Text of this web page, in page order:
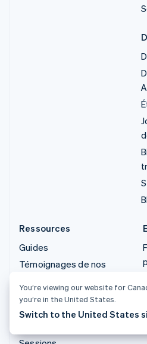
Ressources
Guides
Témoignages de nos
Blogue
Communautaire
You’re viewing our website for
you’re in the United States.
Switch to the United States